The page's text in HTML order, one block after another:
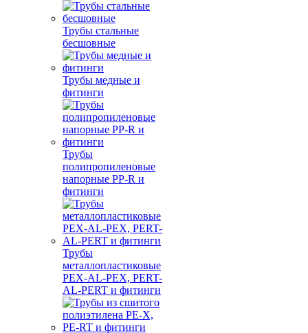
Трубы стальные
бесшовные
Трубы медные и
фитинги
Трубы
полипропиленовые
напорные PP-R и
фитинги
Трубы
металлопластиковые
PEX-AL-PEX, PERT-
AL-PERT и фитинги